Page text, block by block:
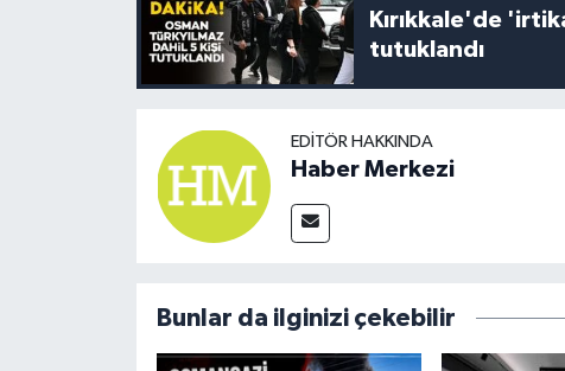
Kırıkkale'de
tutuklandı
EDITÖR HAKKINDA
Haber Merkezi
Bunlar da ilginizi çekebilir